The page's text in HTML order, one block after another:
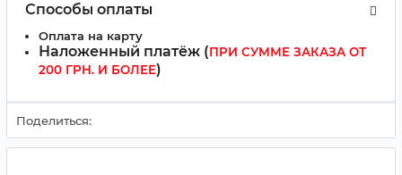
Способы оплаты
Оплата на карту
Наложенный платёж (ПРИ СУММЕ ЗАКАЗА ОТ
200 ГРН. И БОЛЕЕ)
Поделиться: